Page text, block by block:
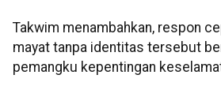
Takwim menambahkan, respon
mayat tanpa identitas tersebut
pemangku kepentingan